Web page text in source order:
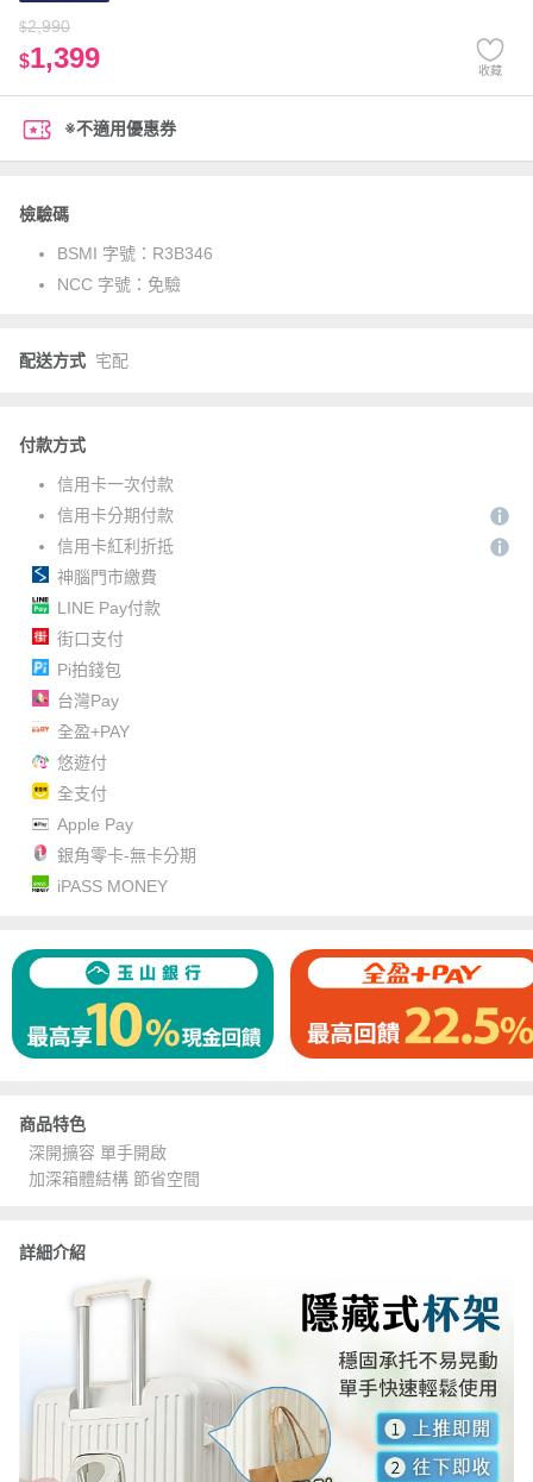
$2,990
$1,399 收藏
※不適用優惠券
檢驗碼
BSMI 字號： R3B346
NCC 字號： 免驗
配送方式 宅配
付款方式
信用卡一次付款
信用卡分期付款
信用卡紅利折抵
神腦門市繳費
LINE Pay付款
街口支付
Pi拍錢包
台灣Pay
全盈+PAY
悠遊付
全支付
Apple Pay
銀角零卡-無卡分期
iPASS MONEY
商品特色
深開擴容 單手開啟
加深箱體結構 節省空間
詳細介紹